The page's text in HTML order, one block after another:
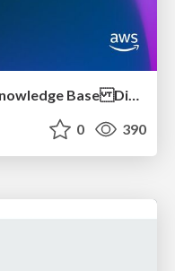
Amazon Bedrock Managed Knowledge Base Dive Deep
0 390